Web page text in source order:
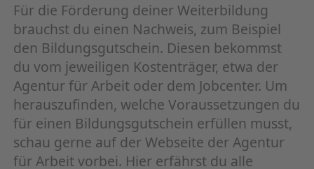
Für die Förderung deiner Weiterbildung
brauchst du einen Nachweis, zum Beispiel
den Bildungsgutschein. Diesen bekommst
du vom jeweiligen Kostenträger, etwa der
Agentur für Arbeit oder dem Jobcenter. Um
herauszufinden, welche Voraussetzungen du
für einen Bildungsgutschein erfüllen musst,
schau gerne auf der Webseite der Agentur
für Arbeit vorbei. Hier erfährst du alle